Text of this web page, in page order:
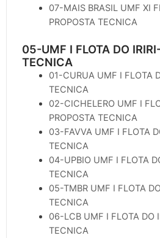
07-MAIS BRASIL UMF XI
PROPOSTA TECNICA
05-UMF I FLOTA DO
TECNICA
01-CURUA UMF I FLOTA
TECNICA
02-CICHELERO UMF I
PROPOSTA TECNICA
03-FAVVA UMF I FLOTA
TECNICA
04-UPBIO UMF I FLOTA
TECNICA
05-TMBR UMF I FLOTA
TECNICA
06-LCB UMF I FLOTA DO
TECNICA